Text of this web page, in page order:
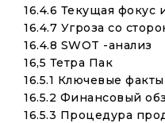
16.4.6 Текущая фокус
16.4.7 Угроза со
16.4.8 SWOT -анализ
16,5 Тетра Пак
16.5.1 Ключевые факты
16.5.2 Финансовый
16.5.3 Процедура